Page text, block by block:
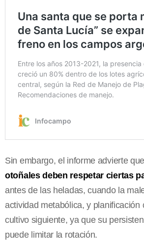
Sin embargo, el informe advierte
otoñales deben respetar ciertas
antes de las heladas, cuando la
actividad metabólica, y planificación
cultivo siguiente, ya que su
puede limitar la rotación.